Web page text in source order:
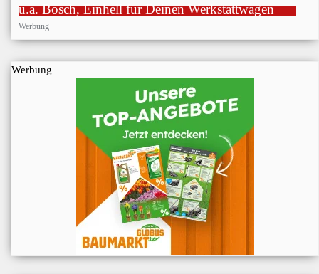
u.a. Bosch, Einhell für Deinen Werkstattwagen
Werbung
Werbung